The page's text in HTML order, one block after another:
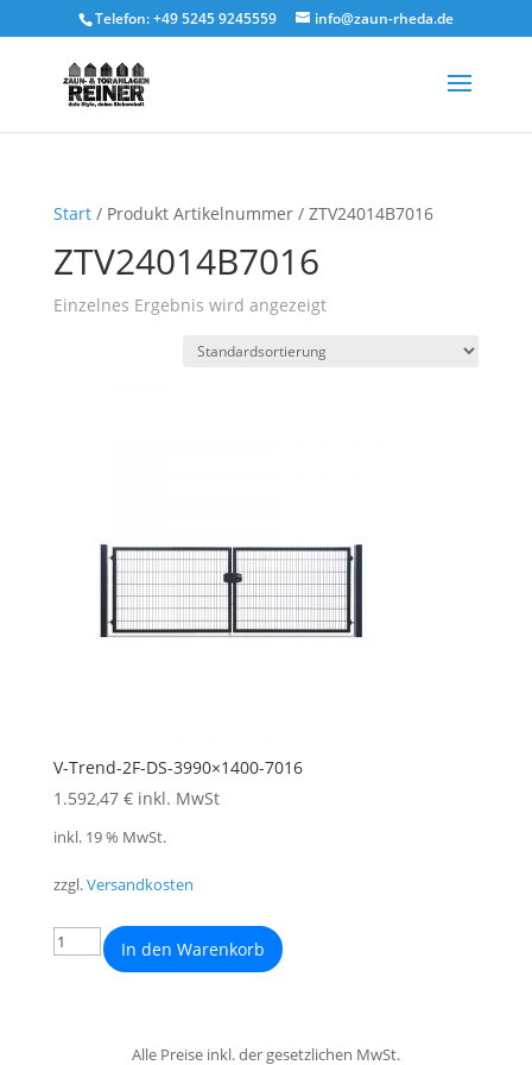
Telefon: +49 5245 9245559 info@zaun-rheda.de
Start/ Produkt Artikelnummer / ZTV24014B7016
ZTV24014B7016
Einzelnes Ergebnis wird angezeigt
V-Trend-2F-DS-3990×1400-7016
1.592,47 € inkl. MwSt
inkl. 19 % MwSt.
zzgl.Versandkosten
In den Warenkorb
Alle Preise inkl. der gesetzlichen MwSt.